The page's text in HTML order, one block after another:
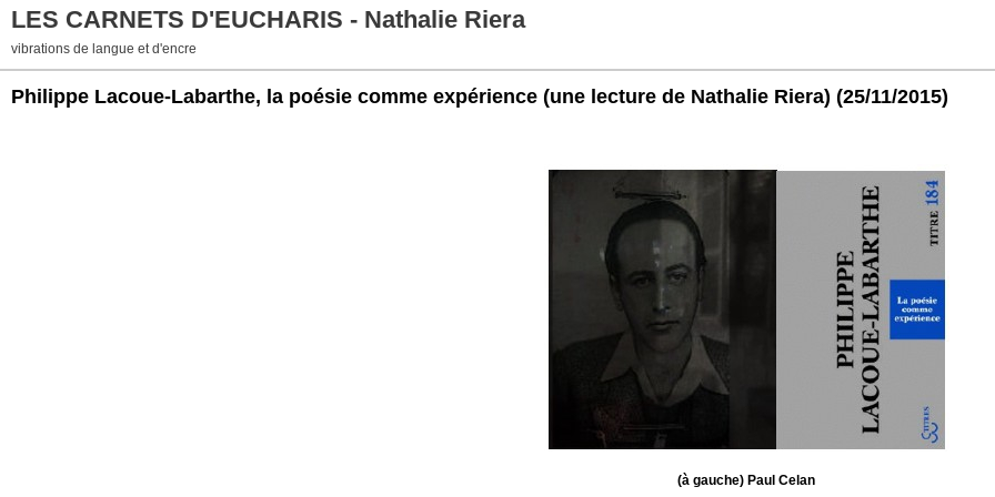
LES CARNETS D'EUCHARIS - Nathalie Riera
vibrations de langue et d'encre
Philippe Lacoue-Labarthe, la poésie comme expérience (une lecture de Nathalie Riera) (25/11/2015)
(à gauche) Paul Celan